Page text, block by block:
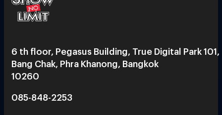
6 th floor, Pegasus Building, True Digital Park 101,
Bang Chak, Phra Khanong, Bangkok
10260
085-848-2253